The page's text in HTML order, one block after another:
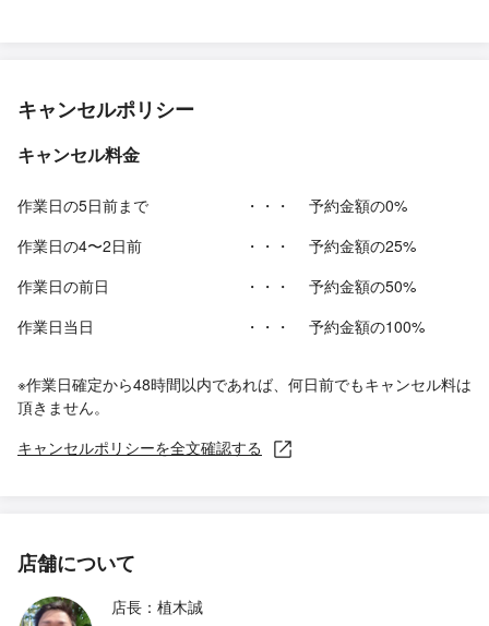
キャンセルポリシー
キャンセル料金
作業日の5日前まで ・・・
予約金額の0%
作業日の4〜2日前
・・・
予約金額の25%
作業日の前日
・・・
予約金額の50%
作業日当日
・・・ 予約金額の100%
※作業日確定から48時間以内であれば、何日前でもキャンセル料は
頂きません。
キャンセルポリシーを全文確認する
店舗について
店長：植木誠